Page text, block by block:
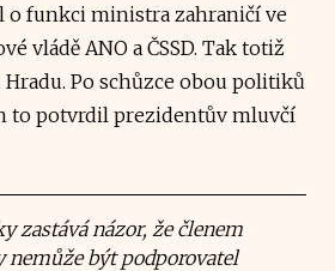
o funkci ministra zahraničí ve
vládě ANO a ČSSD. Tak totiž
Po schůzce obou politiků
to potvrdil prezidentův mluvčí
zastává názor, že členem
být podporovatel